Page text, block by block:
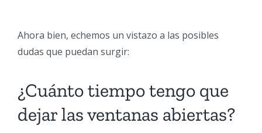
Ahora bien, echemos un vistazo a las posibles
dudas que puedan surgir:
¿Cuánto tiempo tengo que
dejar las ventanas abiertas?